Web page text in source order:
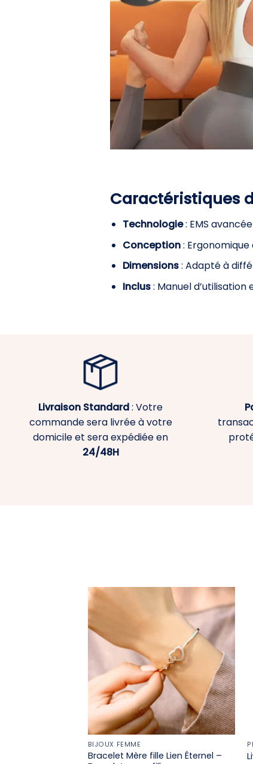
Caractéristiques
Technologie: EMS
Conception:
Dimensions: Adapté à
Inclus: Manuel
Livraison Standard: Votre
commande sera livrée à votre
domicile et sera expédiée en
24/48H
BIJOUX FEMME
Bracelet Mère fille​ Lien Éternel –